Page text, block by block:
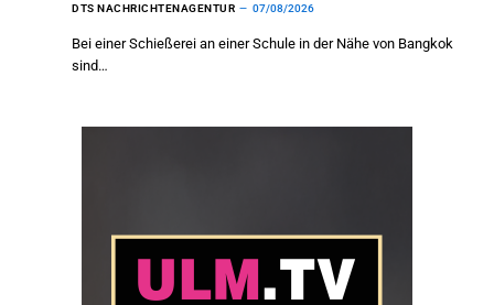
DTS NACHRICHTENAGENTUR 07/08/2026
Bei einer Schießerei an einer Schule in der Nähe von Bangkok
sind…